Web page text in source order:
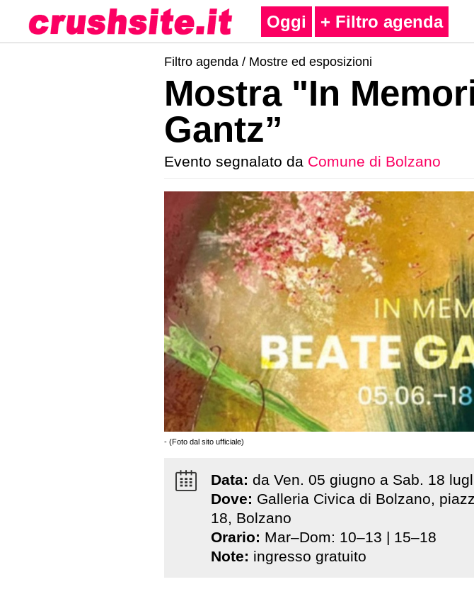
Oggi + Filtro agenda
Filtro agenda / Mostre ed esposizioni
Mostra "In
Gantz”
Evento segnalato da Comune di Bolzano
- (Foto dal sito ufficiale)
Data: da Ven. 05 giugno a Sab. 18
Dove: Galleria Civica di Bolzano,
18, Bolzano
Orario: Mar–Dom: 10–13 | 15–18
Note: ingresso gratuito